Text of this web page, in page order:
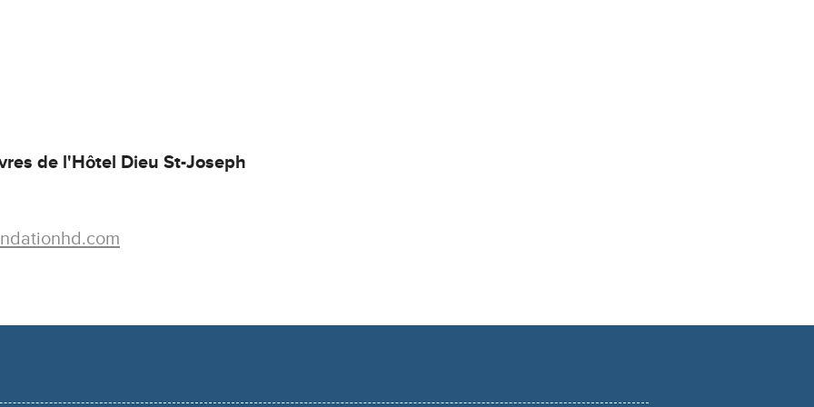
de l'Hôtel Dieu St-Joseph